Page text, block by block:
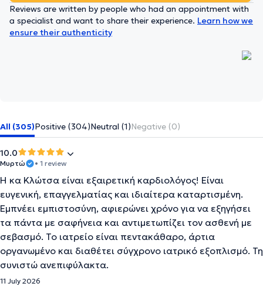
Reviews are written by people who had an appointment with
a specialist and want to share their experience. Learn how we
ensure their authenticity
All (305)Positive (304)Neutral (1)Negative (0)
10.0
Μυρτώ • 1 review
Η κα Κλώτσα είναι εξαιρετική καρδιολόγος! Είναι
ευγενική, επαγγελματίας και ιδιαίτερα καταρτισμένη.
Εμπνέει εμπιστοσύνη, αφιερώνει χρόνο για να εξηγήσει
τα πάντα με σαφήνεια και αντιμετωπίζει τον ασθενή με
σεβασμό. Το ιατρείο είναι πεντακάθαρο, άρτια
οργανωμένο και διαθέτει σύγχρονο ιατρικό εξοπλισμό. Τη
συνιστώ ανεπιφύλακτα.
11 July 2026